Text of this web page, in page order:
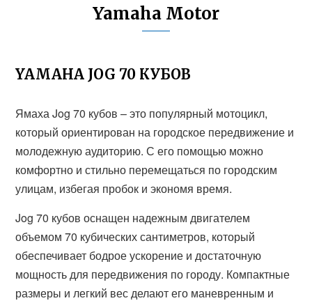
Yamaha Motor
YAMAHA JOG 70 КУБОВ
Ямаха Jog 70 кубов – это популярный мотоцикл,
который ориентирован на городское передвижение и
молодежную аудиторию. С его помощью можно
комфортно и стильно перемещаться по городским
улицам, избегая пробок и экономя время.
Jog 70 кубов оснащен надежным двигателем
объемом 70 кубических сантиметров, который
обеспечивает бодрое ускорение и достаточную
мощность для передвижения по городу. Компактные
размеры и легкий вес делают его маневренным и